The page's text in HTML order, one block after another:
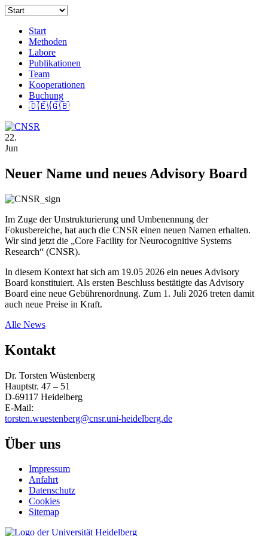
Start
Methoden
Labore
Publikationen
Team
Kooperationen
Buchung
🇩🇪/🇬🇧
22.
Jun
Neuer Name und neues Advisory Board
Im Zuge der Unstrukturierung und Umbenennung der
Fokusbereiche, hat auch die CNSR einen neuen Namen erhalten.
Wir sind jetzt die „Core Facility for Neurocognitive Systems
Research“ (CNSR).
In diesem Kontext hat sich am 19.05 2026 ein neues Advisory
Board konstituiert. Als ersten Beschluss bestätigte das Advisory
Board eine neue Gebührenordnung. Zum 1. Juli 2026 treten damit
auch neue Preise in Kraft.
Alle News
Kontakt
Dr. Torsten Wüstenberg
Hauptstr. 47 – 51
D-69117 Heidelberg
E-Mail:
torsten.wuestenberg@cnsr.uni-heidelberg.de
Über uns
Impressum
Anfahrt
Datenschutz
Cookies
Sitemap